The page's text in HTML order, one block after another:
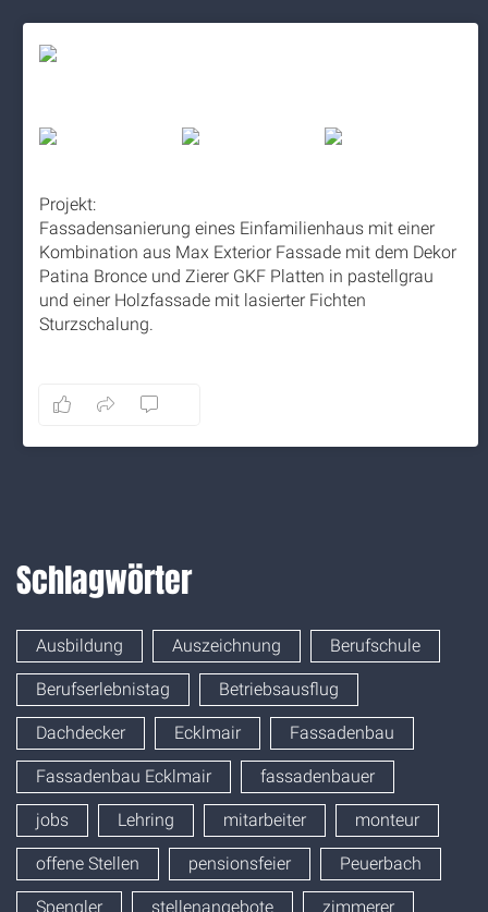
Projekt:
Fassadensanierung eines Einfamilienhaus mit einer
Kombination aus Max Exterior Fassade mit dem Dekor
Patina Bronce und Zierer GKF Platten in pastellgrau
und einer Holzfassade mit lasierter Fichten
Sturzschalung.
Schlagwörter
Ausbildung Auszeichnung Berufschule
Berufserlebnistag Betriebsausflug
Dachdecker Ecklmair Fassadenbau
Fassadenbau Ecklmair fassadenbauer
jobs Lehring mitarbeiter monteur
offene Stellen pensionsfeier Peuerbach
Spengler stellenangebote zimmerer